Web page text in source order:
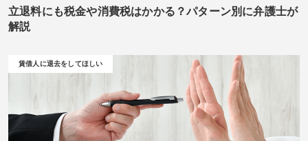
立退料にも税金や消費税はかかる？パターン別に弁護士が
解説
賃借人に退去をしてほしい